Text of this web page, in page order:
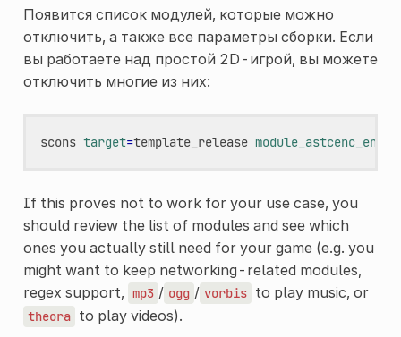
Появится список модулей, которые можно
отключить, а также все параметры сборки. Если
вы работаете над простой 2D-игрой, вы можете
отключить многие из них:
scons target=template_release
If this proves not to work for your use case, you
should review the list of modules and see which
ones you actually still need for your game (e.g. you
might want to keep networking-related modules,
regex support, mp3 / ogg / vorbis to play music, or
theora to play videos).